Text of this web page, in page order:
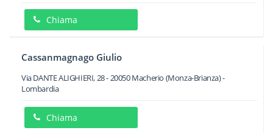
Chiama
Cassanmagnago Giulio
Via DANTE ALIGHIERI, 28-20050Macherio (Monza-Brianza) -
Lombardia
Chiama